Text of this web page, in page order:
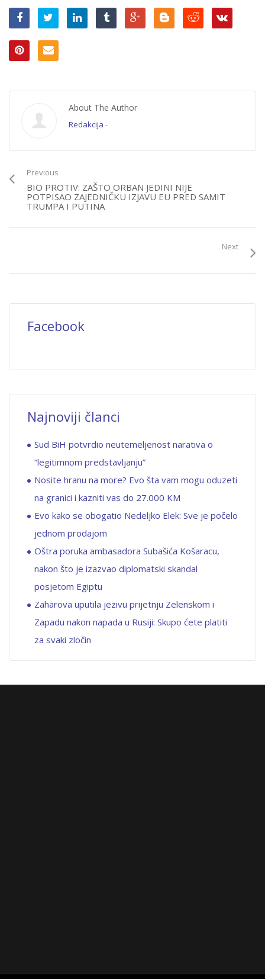
About The Author
Redakcija -
Previous
BIO PROTIV: ZAŠTO ORBAN JEDINI NIJE
POTPISAO ZAJEDNIČKU IZJAVU EU PRED SAMIT
TRUMPA I PUTINA
Next
Facebook
Najnoviji članci
Sud BiH potvrdio neutemeljenost narativa o
“legitimnom predstavljanju”
Nosite hranu na more? Evo šta vam mogu oduzeti
na granici i kazniti vas do 27.000 KM
Evo kako se obogatio Nedeljko Elek: Sve je počelo
jednom prodajom
Oštra poruka ambasadora Subašića Košaracu,
nakon što je izazvao diplomatski skandal
posjetom Egiptu
Zaharova uputila jezivu prijetnju Zelenskom i
Zapadu nakon napada u Rusiji: Skupo ćete platiti
za svaki zločin